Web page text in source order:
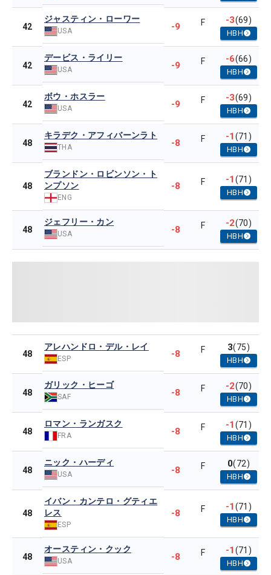
42
ジャスティン・ローワー
USA -9 F -3(69)
HBH
42
デービス・ライリー
USA -9 F -6(66)
HBH
42
ボウ・ホスラー
USA -9 F -3(69)
HBH
48
キラデク・アフィバーンラト
THA -8 F -1(71)
HBH
48
ブランドン・ロビンソン・ト
ンプソン
ENG
-8 F -1(71)
HBH
48
ジェフリー・カン
USA -8 F -2(70)
HBH
48
アレハンドロ・デル・レイ
ESP -8 F 3(75)
HBH
48
ガリック・ヒーゴ
SAF -8 F -2(70)
HBH
48
ロマン・ランガスク
FRA -8 F -1(71)
HBH
48
ニック・ハーディ
USA -8 F 0(72)
HBH
48
イバン・カンテロ・グティエ
レス
ESP
-8 F -1(71)
HBH
48
オースティン・クック
USA -8 F -1(71)
HBH